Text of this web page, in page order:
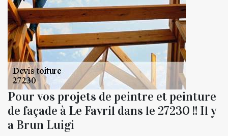
Pour vos projets de peintre et peinture
de façade à Le Favril dans le 27230 !! Il y
a Brun Luigi